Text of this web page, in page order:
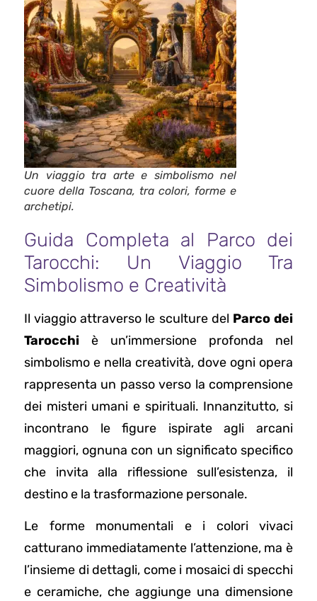
Un viaggio tra arte e simbolismo nel
cuore della Toscana, tra colori, forme e
archetipi.
Guida Completa al Parco dei
Tarocchi: Un Viaggio Tra
Simbolismo e Creatività
Il viaggio attraverso le sculture del Parco dei
Tarocchi è un’immersione profonda nel
simbolismo e nella creatività, dove ogni opera
rappresenta un passo verso la comprensione
dei misteri umani e spirituali. Innanzitutto, si
incontrano le figure ispirate agli arcani
maggiori, ognuna con un significato specifico
che invita alla riflessione sull’esistenza, il
destino e la trasformazione personale.
Le forme monumentali e i colori vivaci
catturano immediatamente l’attenzione, ma è
l’insieme di dettagli, come i mosaici di specchi
e ceramiche, che aggiunge una dimensione